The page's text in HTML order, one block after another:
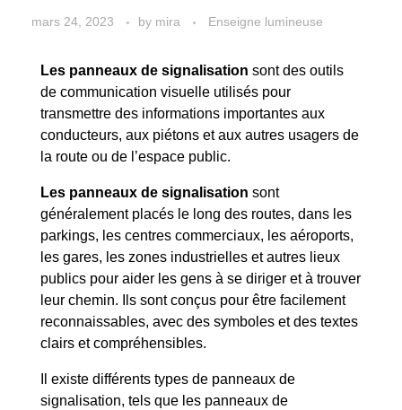
mars 24, 2023 by mira Enseigne lumineuse
Les panneaux de signalisation sont des outils
de communication visuelle utilisés pour
transmettre des informations importantes aux
conducteurs, aux piétons et aux autres usagers de
la route ou de l’espace public.
Les panneaux de signalisation sont
généralement placés le long des routes, dans les
parkings, les centres commerciaux, les aéroports,
les gares, les zones industrielles et autres lieux
publics pour aider les gens à se diriger et à trouver
leur chemin. Ils sont conçus pour être facilement
reconnaissables, avec des symboles et des textes
clairs et compréhensibles.
Il existe différents types de panneaux de
signalisation, tels que les panneaux de